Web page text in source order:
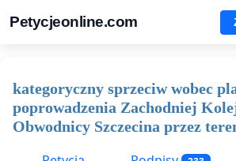
Petycjeonline.com
kategoryczny sprzeciw wobec
poprowadzenia Zachodniej
Obwodnicy Szczecina przez